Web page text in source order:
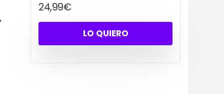
24,99€
LO QUIERO